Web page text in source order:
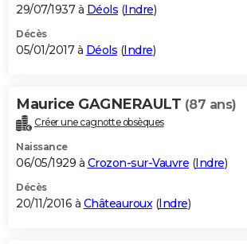
29/07/1937 à Déols (Indre)
Décès
05/01/2017 à Déols (Indre)
Maurice GAGNERAULT (87 ans)
Créer une cagnotte obsèques
Naissance
06/05/1929 à Crozon-sur-Vauvre (Indre)
Décès
20/11/2016 à Châteauroux (Indre)